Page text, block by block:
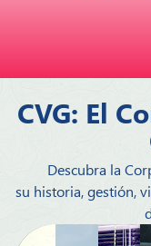
CVG: El
Descubra la
su historia, gestión,